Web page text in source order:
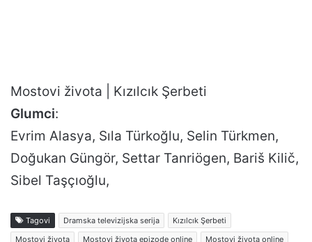
Mostovi života | Kızılcık Şerbeti
Glumci:
Evrim Alasya, Sıla Türkoğlu, Selin Türkmen,
Doğukan Güngör, Settar Tanriögen, Bariš Kilič,
Sibel Taşçıoğlu,
Tagovi Dramska televizijska serija
Kızılcık Şerbeti
Mostovi života
Mostovi života epizode online Mostovi života online